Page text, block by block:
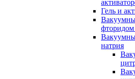
Гель и
фторидом
натрия